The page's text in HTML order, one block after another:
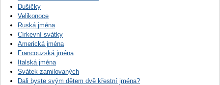
Dušičky
Velikonoce
Ruská jména
Církevní svátky
Americká jména
Francouzská jména
Italská jména
Svátek zamilovaných
Dali byste svým dětem dvě křestní jména?